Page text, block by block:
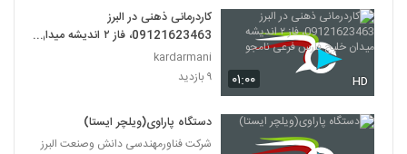
۰۱:۰۰ HD
کاردرمانی ذهنی در البرز
09121623463، فاز ۲ اندیشه میدان
خلیج فارس فرعی نامجو
kardarmani
۹ بازدید
دستگاه پاراوی(ویلچر ایستا)
شرکت فناورمهندسی دانش وصنعت البرز